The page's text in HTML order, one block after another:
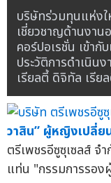
บริษัทร่วมทุนแห่งใ
เชี่ยวชาญด้านงาน
คอร์ปอเรชั่น เข้า
ประวัติการดำเนิน
เรียลตี้ ดิจิทัล เรีย
วาสิน” ผู้หญิงเปลี่
ตรีเพชรอีซูซุเซลส์
แท่น "กรรมการรอง